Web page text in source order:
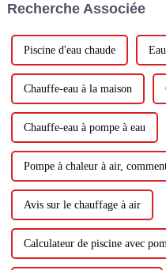
Recherche Associée
Piscine d'eau chaude
Chauffe-eau à la maison
Chauffe-eau à pompe à eau
Pompe à chaleur à air,
Avis sur le chauffage à air
Calculateur de piscine avec